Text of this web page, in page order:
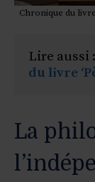
Chronique du
Lire aussi :
du livre
La